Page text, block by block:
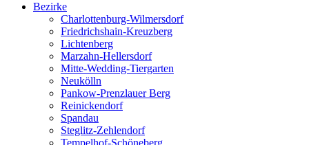
Bezirke
Charlottenburg-Wilmersdorf
Friedrichshain-Kreuzberg
Lichtenberg
Marzahn-Hellersdorf
Mitte-Wedding-Tiergarten
Neukölln
Pankow-Prenzlauer Berg
Reinickendorf
Spandau
Steglitz-Zehlendorf
Tempelhof-Schöneberg